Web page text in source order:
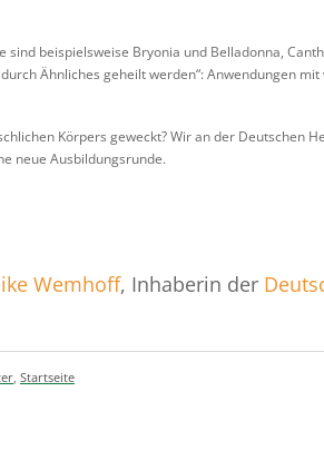
sind beispielsweise Bryonia und Belladonna,
Ähnliches geheilt werden“: Anwendungen
Körpers geweckt? Wir an der Deutschen
neue Ausbildungsrunde.
Wemhoff, Inhaberin der
, Startseite